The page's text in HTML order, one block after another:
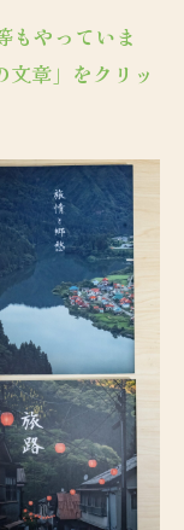
やっていま
文章」をクリッ